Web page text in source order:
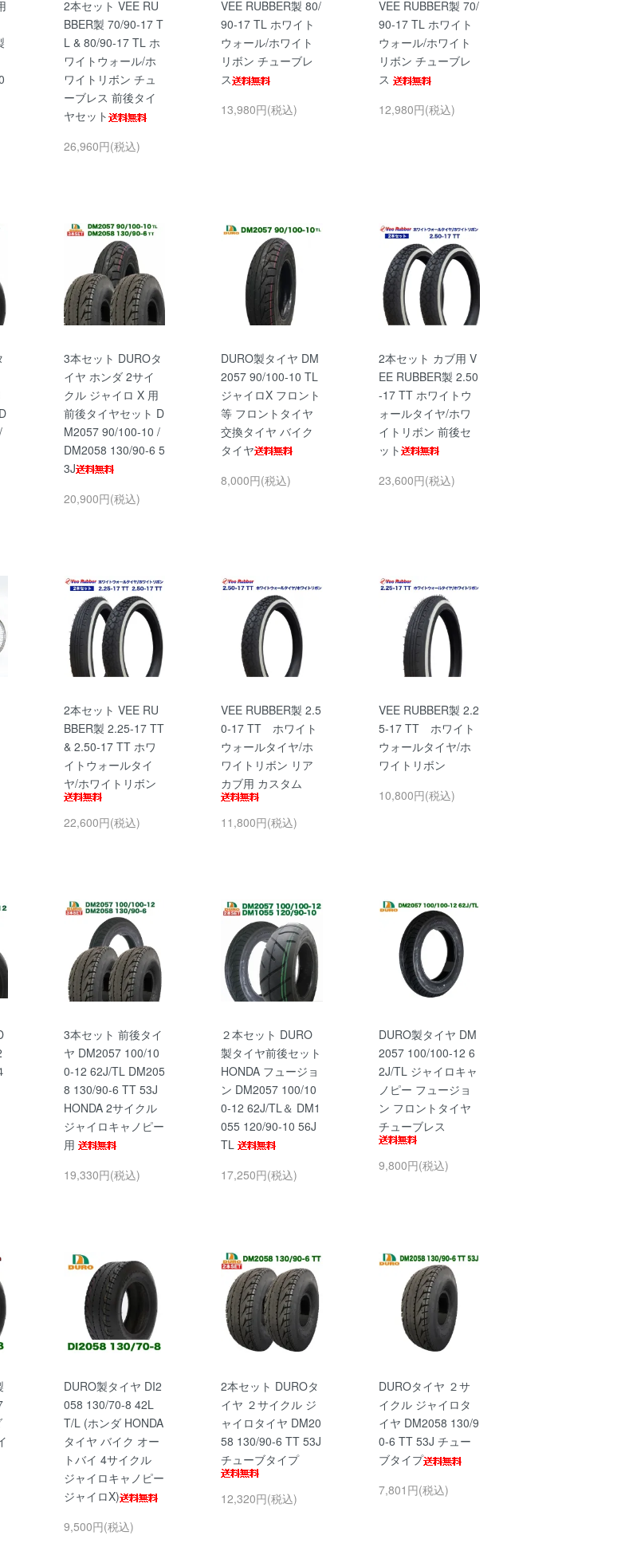
2本セット VEE RU
BBER製 70/90-17 T
L & 80/90-17 TL ホ
ワイトウォール/ホ
ワイトリボン チュ
ーブレス 前後タイ
ヤセット
26,960円(税込)
VEE RUBBER製 80/
90-17 TL ホワイト
ウォール/ホワイト
リボン チューブレ
ス
13,980円(税込)
VEE RUBBER製 70/
90-17 TL ホワイト
ウォール/ホワイト
リボン チューブレ
ス
12,980円(税込)
3本セット DUROタ
イヤ ホンダ 2サイ
クル ジャイロ X 用
前後タイヤセット D
M2057 90/100-10 /
DM2058 130/90-6 5
3J
20,900円(税込)
DURO製タイヤ DM
2057 90/100-10 TL
ジャイロX フロント
等 フロントタイヤ
交換タイヤ バイク
タイヤ
8,000円(税込)
2本セット カブ用 V
EE RUBBER製 2.50
-17 TT ホワイトウ
ォールタイヤ/ホワ
イトリボン 前後セ
ット
23,600円(税込)
2本セット VEE RU
BBER製 2.25-17 TT
& 2.50-17 TT ホワ
イトウォールタイ
ヤ/ホワイトリボン
22,600円(税込)
VEE RUBBER製 2.5
0-17 TT ホワイト
ウォールタイヤ/ホ
ワイトリボン リア
カブ用 カスタム
11,800円(税込)
VEE RUBBER製 2.2
5-17 TT ホワイト
ウォールタイヤ/ホ
ワイトリボン
10,800円(税込)
3本セット 前後タイ
ヤ DM2057 100/10
0-12 62J/TL DM205
8 130/90-6 TT 53J
HONDA 2サイクル
ジャイロキャノピー
用
19,330円(税込)
２本セット DURO
製タイヤ前後セット
HONDA フュージョ
ン DM2057 100/10
0-12 62J/TL＆ DM1
055 120/90-10 56J
TL
17,250円(税込)
DURO製タイヤ DM
2057 100/100-12 6
2J/TL ジャイロキャ
ノピー フュージョ
ン フロントタイヤ
チューブレス
9,800円(税込)
DURO製タイヤ DI2
058 130/70-8 42L
T/L (ホンダ HONDA
タイヤ バイク オー
トバイ 4サイクル
ジャイロキャノピー
ジャイロX)
9,500円(税込)
2本セット DUROタ
イヤ ２サイクル ジ
ャイロタイヤ DM20
58 130/90-6 TT 53J
チューブタイプ
12,320円(税込)
DUROタイヤ ２サ
イクル ジャイロタ
イヤ DM2058 130/9
0-6 TT 53J チュー
ブタイプ
7,801円(税込)